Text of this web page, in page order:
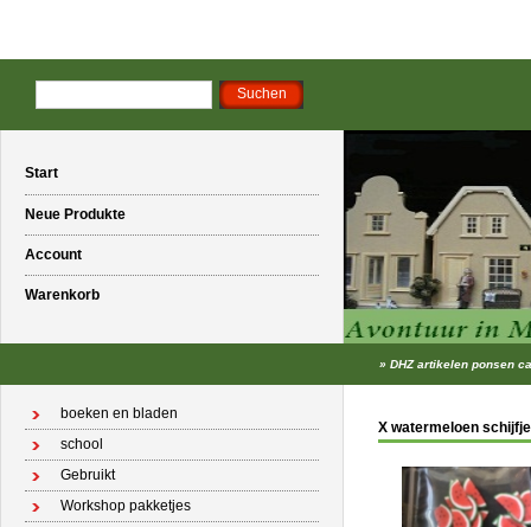
Start
Neue Produkte
Account
Warenkorb
» DHZ artikelen ponsen
boeken en bladen
school
Gebruikt
Workshop pakketjes
X watermeloen